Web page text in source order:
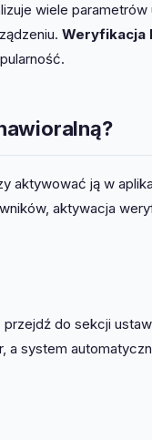
wiele
Weryfikacja
aktywować ją w
aktywacja
przejdź do sekcji
system